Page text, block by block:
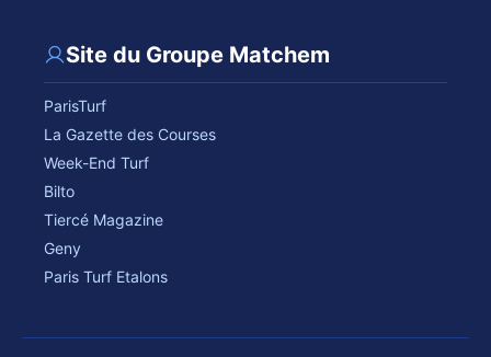
Site du Groupe Matchem
ParisTurf
La Gazette des Courses
Week-End Turf
Bilto
Tiercé Magazine
Geny
Paris Turf Etalons